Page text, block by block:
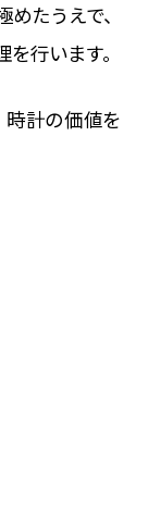
たうえで、
行います。
計の価値を